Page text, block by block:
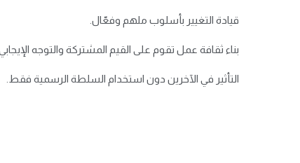
قيادة التغيير بأسلوب ملهم وفعّال.
بناء ثقافة عمل تقوم على القيم المشتركة والتوجه
التأثير في الآخرين دون استخدام السلطة الرسمية فقط.